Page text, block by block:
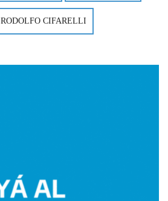
RODOLFO CIFARELLI